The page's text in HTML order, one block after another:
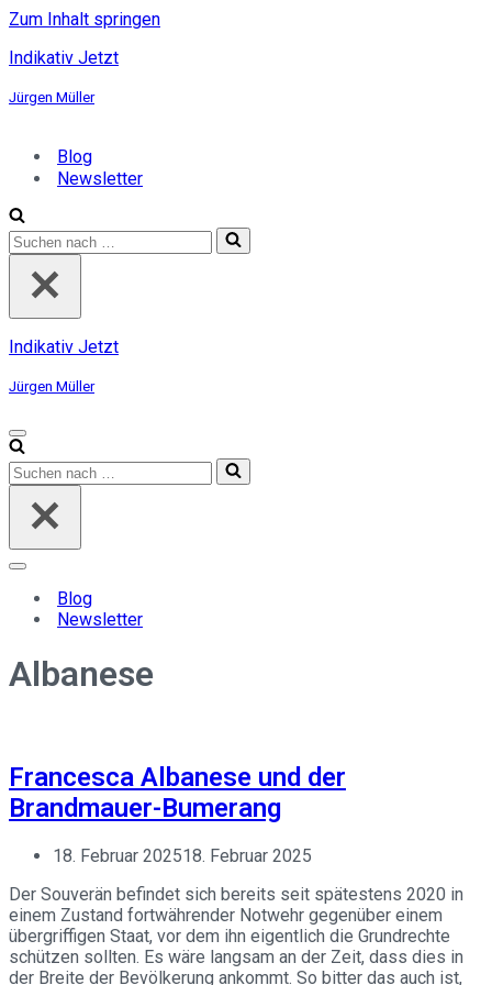
Zum Inhalt springen
Indikativ Jetzt
Jürgen Müller
Blog
Newsletter
Suchen
nach …
Indikativ Jetzt
Jürgen Müller
Navigationsmenü
Suchen
nach …
Navigationsmenü
Blog
Newsletter
Albanese
Francesca Albanese und der
Brandmauer-Bumerang
18. Februar 202518. Februar 2025
Der Souverän befindet sich bereits seit spätestens 2020 in
einem Zustand fortwährender Notwehr gegenüber einem
übergriffigen Staat, vor dem ihn eigentlich die Grundrechte
schützen sollten. Es wäre langsam an der Zeit, dass dies in
der Breite der Bevölkerung ankommt. So bitter das auch ist,